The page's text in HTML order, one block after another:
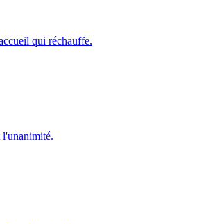
qui réchauffe.